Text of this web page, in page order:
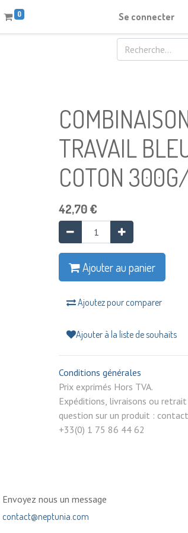
0 Se connecter
TRAVAIL
COTON
42,70€
Ajouter au panier
Ajoutez pour comparer
Ajouter à la liste de souhaits
Conditions générales
Prix exprimés
Expéditions, livraisons ou retrait
question sur un produit :
+33(0) 1 75 86 44 62
Envoyez nous un message
contact@neptunia.com